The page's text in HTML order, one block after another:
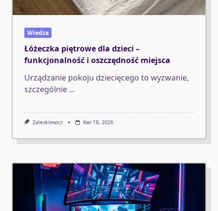
Wiedza
Łóżeczka piętrowe dla dzieci –
funkcjonalność i oszczędność miejsca
Urządzanie pokoju dziecięcego to wyzwanie,
szczególnie ...
Zaleskiewicz Kwi 18, 2026